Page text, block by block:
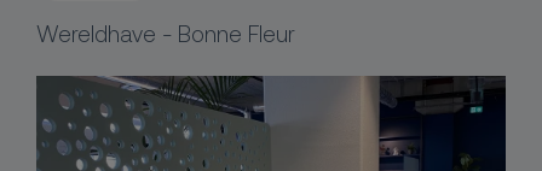
Wereldhave - Bonne Fleur